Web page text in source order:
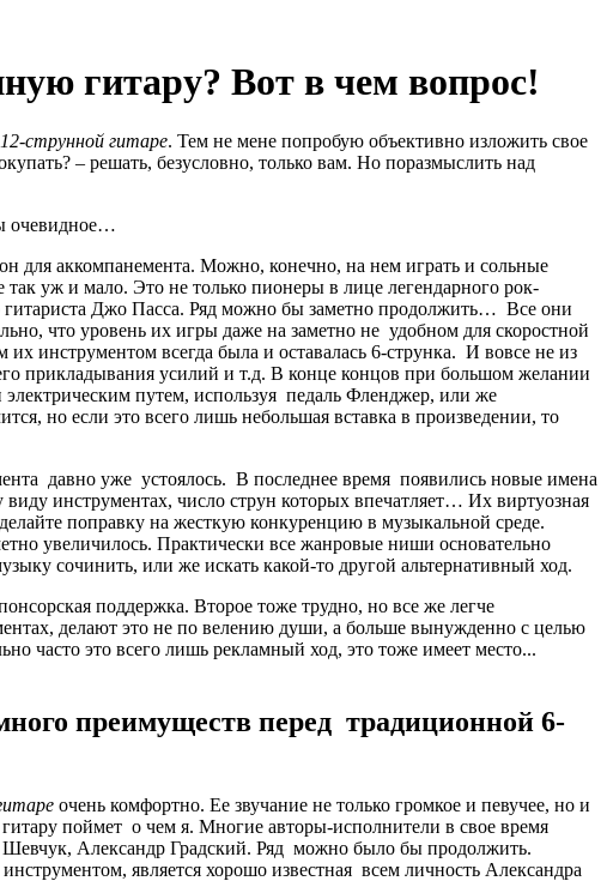
гитару? Вот в чем вопрос!
12-струнной гитаре. Тем не мене попробую объективно изложить свое
– решать, безусловно, только вам. Но поразмыслить над
очевидное…
для аккомпанемента. Можно, конечно, на нем играть и сольные
уж и мало. Это не только пионеры в лице легендарного рок-
гитариста Джо Пасса. Ряд можно бы заметно продолжить… Все они
что уровень их игры даже на заметно не удобном для скоростной
инструментом всегда была и оставалась 6-струнка. И вовсе не из
прикладывания усилий и т.д. В конце концов при большом желании
путем, используя педаль Фленджер, или же
но если это всего лишь небольшая вставка в произведении, то
давно уже устоялось. В последнее время появились новые имена
инструментах, число струн которых впечатляет… Их виртуозная
поправку на жесткую конкуренцию в музыкальной среде.
увеличилось. Практически все жанровые ниши основательно
сочинить, или же искать какой-то другой альтернативный ход.
поддержка. Второе тоже трудно, но все же легче
делают это не по велению души, а больше вынужденно с целью
часто это всего лишь рекламный ход, это тоже имеет место...
преимуществ перед традиционной 6-
очень комфортно. Ее звучание не только громкое и певучее, но и
поймет о чем я. Многие авторы-исполнители в свое время
Шевчук, Александр Градский. Ряд можно было бы продолжить.
является хорошо известная всем личность Александра